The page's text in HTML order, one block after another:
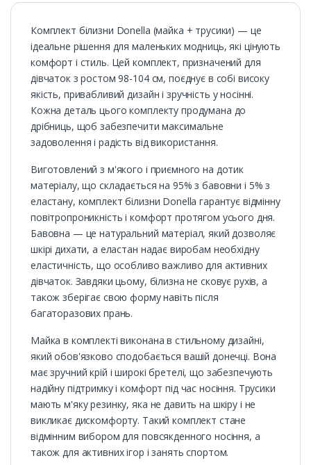
Комплект білизни Donella (майка + трусики) — це
ідеальне рішення для маленьких модниць, які цінують
комфорт і стиль. Цей комплект, призначений для
дівчаток з ростом 98-104 см, поєднує в собі високу
якість, привабливий дизайн і зручність у носінні.
Кожна деталь цього комплекту продумана до
дрібниць, щоб забезпечити максимальне
задоволення і радість від використання.
Виготовлений з м'якого і приємного на дотик
матеріалу, що складається на 95% з бавовни і 5% з
еластану, комплект білизни Donella гарантує відмінну
повітропроникність і комфорт протягом усього дня.
Бавовна — це натуральний матеріал, який дозволяє
шкірі дихати, а еластан надає виробам необхідну
еластичність, що особливо важливо для активних
дівчаток. Завдяки цьому, білизна не сковує рухів, а
також зберігає свою форму навіть після
багаторазових прань.
Майка в комплекті виконана в стильному дизайні,
який обов'язково сподобається вашій донечці. Вона
має зручний крій і широкі бретелі, що забезпечують
надійну підтримку і комфорт під час носіння. Трусики
мають м'яку резинку, яка не давить на шкіру і не
викликає дискомфорту. Такий комплект стане
відмінним вибором для повсякденного носіння, а
також для активних ігор і занять спортом.